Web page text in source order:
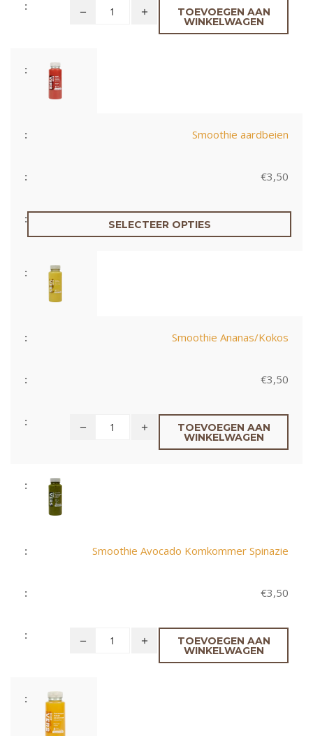
TOEVOEGEN AAN
WINKELWAGEN
Smoothie aardbeien
€3,50
SELECTEER OPTIES
Smoothie Ananas/Kokos
€3,50
TOEVOEGEN AAN
WINKELWAGEN
Smoothie Avocado Komkommer Spinazie
€3,50
TOEVOEGEN AAN
WINKELWAGEN